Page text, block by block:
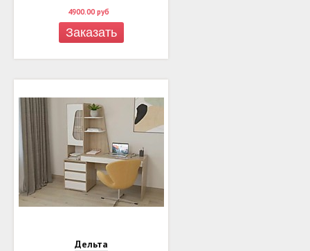
4900.00 руб
Заказать
Дельта